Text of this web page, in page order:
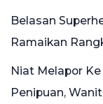
Belasan
Ramaikan
Niat Melapor
Penipuan,